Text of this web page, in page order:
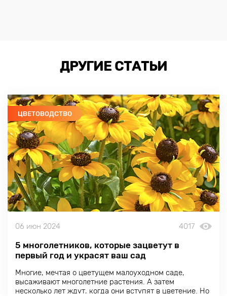
ДРУГИЕ СТАТЬИ
ЦВЕТОВОДСТВО
06 июн 2024 4017
5 многолетников, которые зацветут в
первый год и украсят ваш сад
Многие, мечтая о цветущем малоуходном саде,
высаживают многолетние растения. А затем
несколько лет ждут, когда они вступят в цветение. Но